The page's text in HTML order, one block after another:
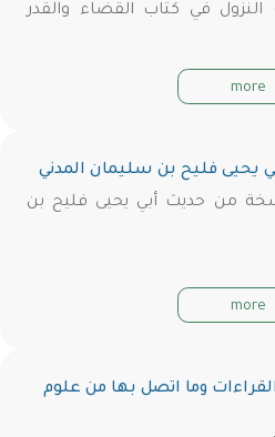
النزول في كتاب القضاء والقدر
more
يحيى فليح بن سليمان المدني
من حديث أبي يحيى فليح بن
more
وما اتصل بها من علوم